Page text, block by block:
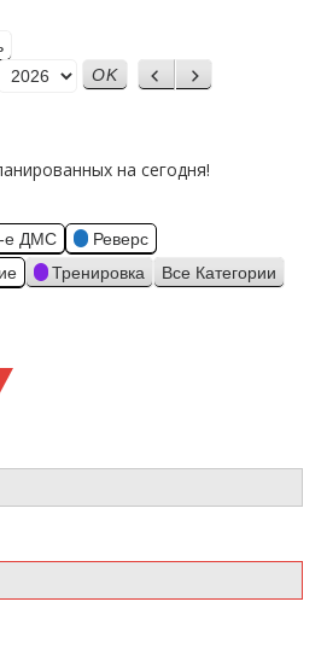
Назад
Вперед
на сегодня!
е ДМС
Реверс
Тренировка Все Категории